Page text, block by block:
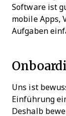
Software ist
mobile Apps,
Aufgaben
Uns ist
Einführung
Deshalb